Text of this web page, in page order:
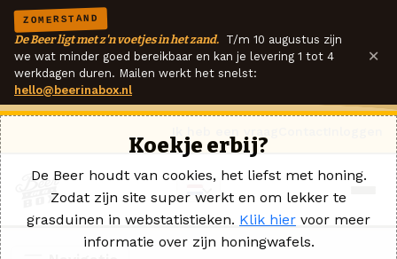
ZOMERSTAND
De Beer ligt met z'n voetjes in het zand. T/m 10 augustus zijn
we wat minder goed bereikbaar en kan je levering 1 tot 4
werkdagen duren. Mailen werkt het snelst:
hello@beerinabox.nl
×
Koekje erbij?
De Beer houdt van cookies, het liefst met honing.
Zodat zijn site super werkt en om lekker te
grasduinen in webstatistieken. Klik hier voor meer
informatie over zijn honingwafels.